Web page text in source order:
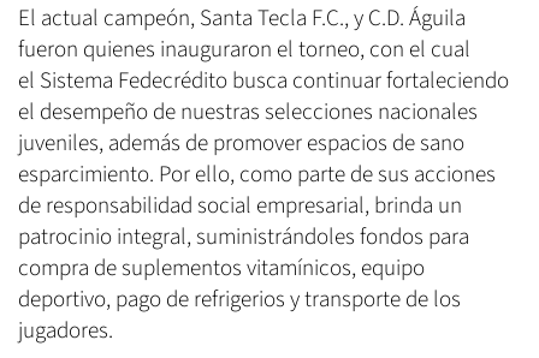
El actual campeón, Santa Tecla F.C., y C.D. Águila
fueron quienes inauguraron el torneo, con el cual
el Sistema Fedecrédito busca continuar fortaleciendo
el desempeño de nuestras selecciones nacionales
juveniles, además de promover espacios de sano
esparcimiento. Por ello, como parte de sus acciones
de responsabilidad social empresarial, brinda un
patrocinio integral, suministrándoles fondos para
compra de suplementos vitamínicos, equipo
deportivo, pago de refrigerios y transporte de los
jugadores.